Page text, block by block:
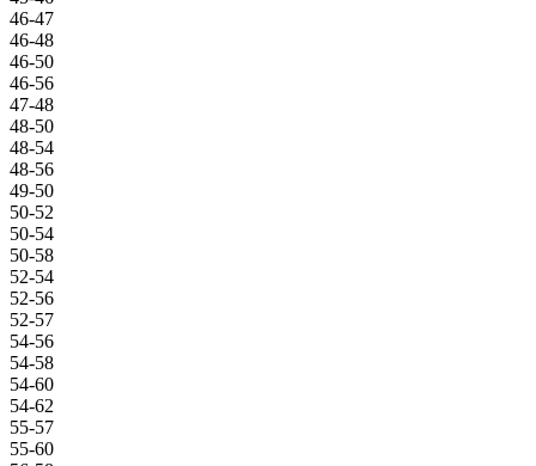
46-47
46-48
46-50
46-56
47-48
48-50
48-54
48-56
49-50
50-52
50-54
50-58
52-54
52-56
52-57
54-56
54-58
54-60
54-62
55-57
55-60